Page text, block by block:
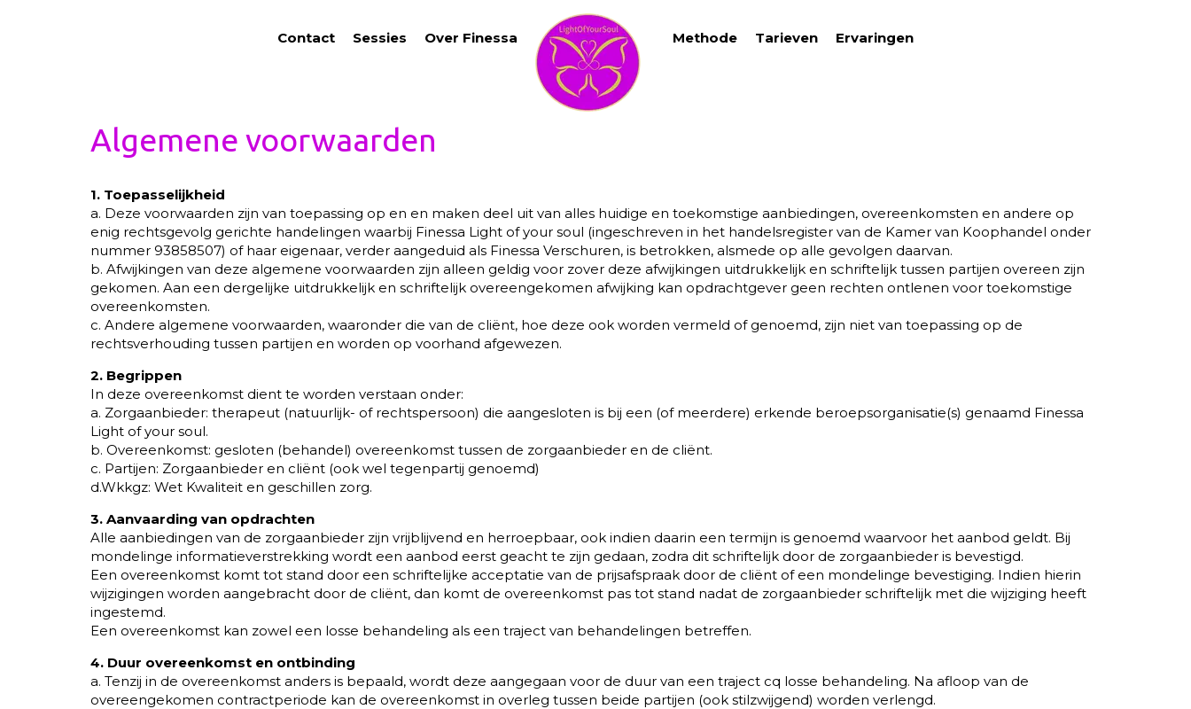
Contact Sessies Over Finessa Methode Tarieven Ervaringen
Algemene voorwaarden
1. Toepasselijkheid
a. Deze voorwaarden zijn van toepassing op en en maken deel uit van alles huidige en toekomstige aanbiedingen, overeenkomsten en andere op
enig rechtsgevolg gerichte handelingen waarbij Finessa Light of your soul (ingeschreven in het handelsregister van de Kamer van Koophandel onder
nummer 93858507) of haar eigenaar, verder aangeduid als Finessa Verschuren, is betrokken, alsmede op alle gevolgen daarvan.
b. Afwijkingen van deze algemene voorwaarden zijn alleen geldig voor zover deze afwijkingen uitdrukkelijk en schriftelijk tussen partijen overeen zijn
gekomen. Aan een dergelijke uitdrukkelijk en schriftelijk overeengekomen afwijking kan opdrachtgever geen rechten ontlenen voor toekomstige
overeenkomsten.
c. Andere algemene voorwaarden, waaronder die van de cliënt, hoe deze ook worden vermeld of genoemd, zijn niet van toepassing op de
rechtsverhouding tussen partijen en worden op voorhand afgewezen.
2. Begrippen
In deze overeenkomst dient te worden verstaan onder:
a. Zorgaanbieder: therapeut (natuurlijk- of rechtspersoon) die aangesloten is bij een (of meerdere) erkende beroepsorganisatie(s) genaamd Finessa
Light of your soul.
b. Overeenkomst: gesloten (behandel) overeenkomst tussen de zorgaanbieder en de cliënt.
c. Partijen: Zorgaanbieder en cliënt (ook wel tegenpartij genoemd)
d.Wkkgz: Wet Kwaliteit en geschillen zorg.
3. Aanvaarding van opdrachten
Alle aanbiedingen van de zorgaanbieder zijn vrijblijvend en herroepbaar, ook indien daarin een termijn is genoemd waarvoor het aanbod geldt. Bij
mondelinge informatieverstrekking wordt een aanbod eerst geacht te zijn gedaan, zodra dit schriftelijk door de zorgaanbieder is bevestigd.
Een overeenkomst komt tot stand door een schriftelijke acceptatie van de prijsafspraak door de cliënt of een mondelinge bevestiging. Indien hierin
wijzigingen worden aangebracht door de cliënt, dan komt de overeenkomst pas tot stand nadat de zorgaanbieder schriftelijk met die wijziging heeft
ingestemd.
Een overeenkomst kan zowel een losse behandeling als een traject van behandelingen betreffen.
4. Duur overeenkomst en ontbinding
a. Tenzij in de overeenkomst anders is bepaald, wordt deze aangegaan voor de duur van een traject cq losse behandeling. Na afloop van de
overeengekomen contractperiode kan de overeenkomst in overleg tussen beide partijen (ook stilzwijgend) worden verlengd.